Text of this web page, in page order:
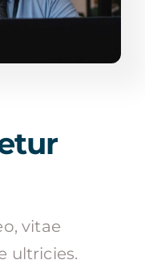
vitae
ultricies.